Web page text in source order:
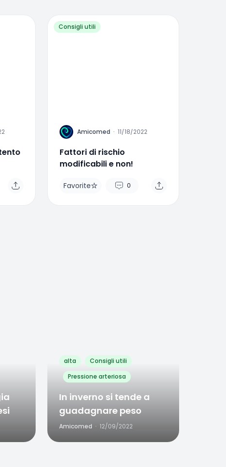
Consigli utili
A Amicomed · 11/18/2022
Fattori di rischio
modificabili e non!
Favorite 0
alta
Consigli utili
Pressione arteriosa
In inverno si tende a
guadagnare peso
Amicomed · 12/09/2022